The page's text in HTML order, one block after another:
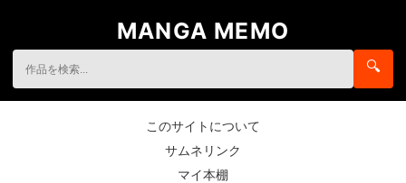
MANGA MEMO
🔍
このサイトについて
サムネリンク
マイ本棚